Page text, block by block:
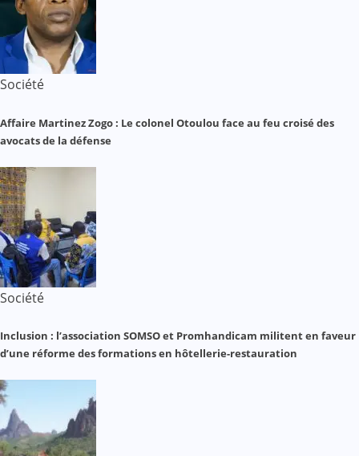
Société
Affaire Martinez Zogo : Le colonel Otoulou face au feu croisé des
avocats de la défense
Société
Inclusion : l’association SOMSO et Promhandicam militent en faveur
d’une réforme des formations en hôtellerie-restauration